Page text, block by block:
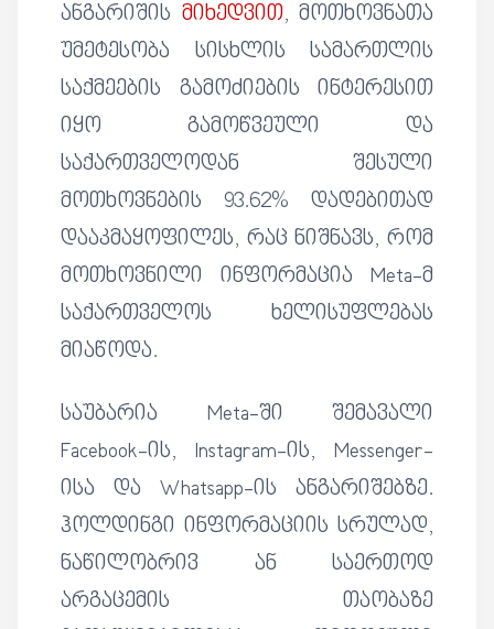
ანგარიშის მიხედვით, მოთხოვნათა
უმეტესობა სისხლის სამართლის
საქმეების გამოძიების ინტერესით
იყო გამოწვეული და
საქართველოდან შესული
მოთხოვნების 93.62% დადებითად
დააკმაყოფილეს, რაც ნიშნავს, რომ
მოთხოვნილი ინფორმაცია Meta-მ
საქართველოს ხელისუფლებას
მიაწოდა.
საუბარია Meta-ში შემავალი
Facebook-ის, Instagram-ის, Messenger-
ისა და Whatsapp-ის ანგარიშებზე.
ჰოლდინგი ინფორმაციის სრულად,
ნაწილობრივ ან საერთოდ
არგაცემის თაობაზე